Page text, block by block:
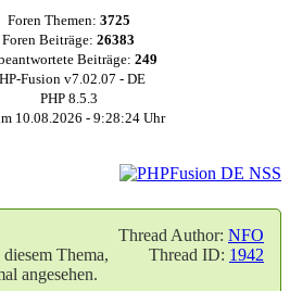
Foren Themen: 3725
Foren Beiträge: 26383
Beiträge: 249
Fusion v7.02.07 - DE
PHP 8.5.3
10.08.2026 - 9:28:24Uhr
Thread Author: NFO
Thread ID: 1942
Thema,
angesehen.